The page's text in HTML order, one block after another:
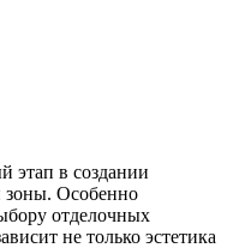
этап в создании
зоны. Особенно
отделочных
не только эстетика